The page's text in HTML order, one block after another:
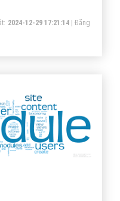
tác dụng để truyền
chậm của động cơ,
điều phối vận tốc quay
2024-12-29 17:21:14|Đăng